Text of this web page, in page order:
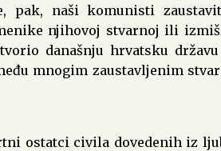
pak, naši komunisti
njihovoj stvarnoj ili
današnju hrvatsku državu
mnogim zaustavljenim
ostatci civila dovedenih iz